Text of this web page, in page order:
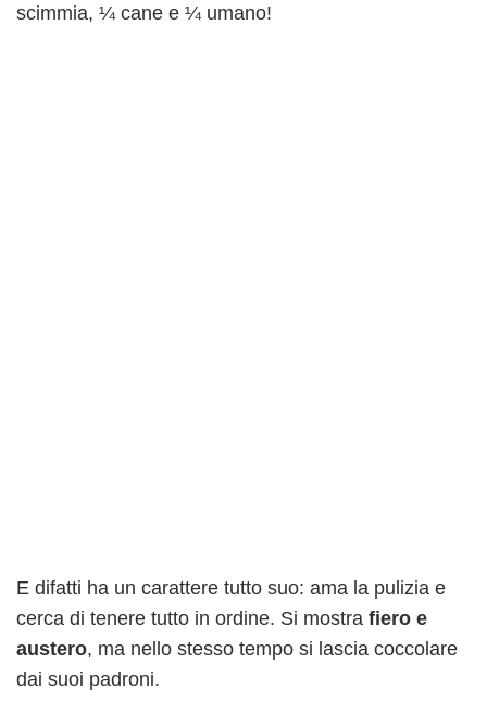
scimmia, ¼ cane e ¼ umano!
E difatti ha un carattere tutto suo: ama la pulizia e
cerca di tenere tutto in ordine. Si mostra fiero e
austero, ma nello stesso tempo si lascia coccolare
dai suoi padroni.